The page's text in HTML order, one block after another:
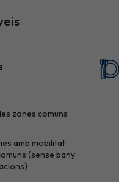
zones comuns
amb mobilitat
(sense bany